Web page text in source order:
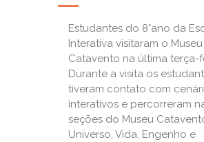
Estudantes do 8°ano da
Interativa visitaram o Museu
Catavento na última terça-
Durante a visita os
tiveram contato com
interativos e percorreram
seções do Museu
Universo, Vida, Engenho e